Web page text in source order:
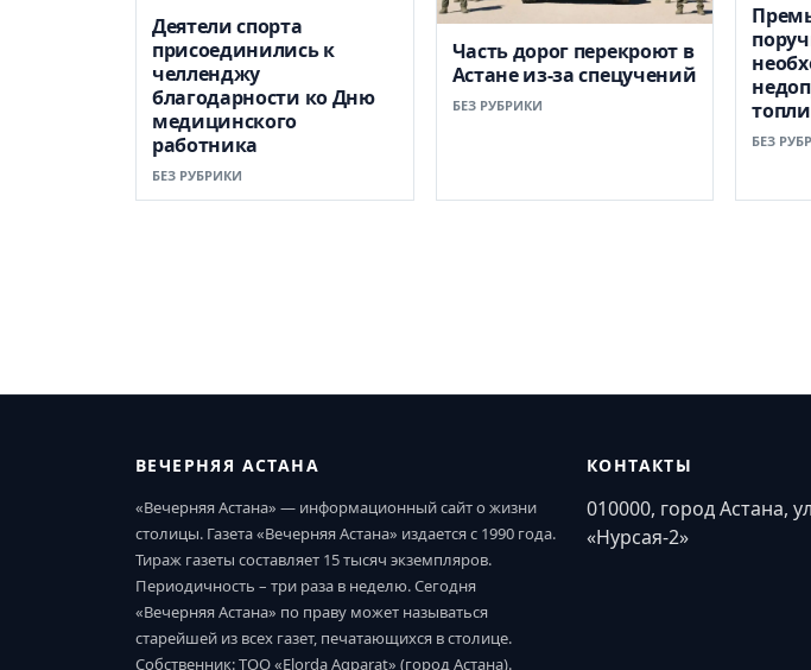
Деятели спорта
присоединились к
челленджу
благодарности ко Дню
медицинского
работника
БЕЗ РУБРИКИ
Часть дорог перекроют в
Астане из-за спецучений
БЕЗ РУБРИКИ
БЕЗ
ВЕЧЕРНЯЯ АСТАНА
«Вечерняя Астана» — информационный сайт о жизни
столицы. Газета «Вечерняя Астана» издается с 1990 года.
Тираж газеты составляет 15 тысяч экземпляров.
Периодичность – три раза в неделю. Сегодня
«Вечерняя Астана» по праву может называться
старейшей из всех газет, печатающихся в столице.
Собственник: ТОО «Elorda Aqparat» (город Астана).
КОНТАКТЫ
010000, город Астана,
«Нурсая-2»